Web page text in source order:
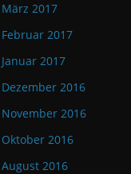
März 2017
Februar 2017
Januar 2017
Dezember 2016
November 2016
Oktober 2016
August 2016